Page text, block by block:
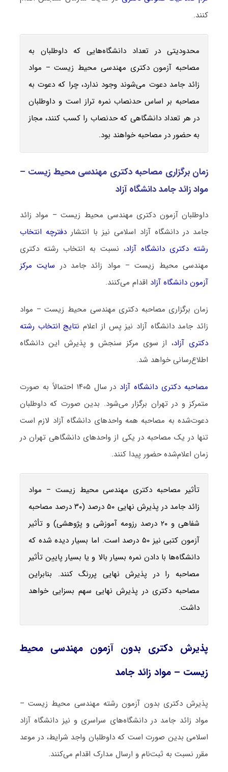
کنند.
محدودیتی در تعداد دانشگاه‌هایی که داوطلبان به
مصاحبه آزمون دکتری مهندسی محیط‌ زیست – مواد
زائد جامد دعوت می‌شوند وجود ندارد، چرا که دعوت به
مصاحبه بر اساس حدنصاب نمره تراز است و داوطلبان
در هر تعداد دانشگاهی که حدنصاب را کسب کنند، مجاز
به حضور در مصاحبه خواهند بود.
زمان برگزاری مصاحبه دکتری مهندسی محیط‌ زیست –
مواد زائد جامد دانشگاه آزاد
داوطلبان آزمون دکتری مهندسی محیط‌ زیست – مواد زائد
جامد در دانشگاه آزاد اسلامی نیز با انتشار دفترچه انتخاب
رشته دکتری دانشگاه آزاد، نسبت به انتخاب رشته دکتری
مهندسی محیط‌ زیست – مواد زائد جامد در سایت مرکز
آزمون دانشگاه آزاد اقدام می‌کنند.
زمان برگزاری مصاحبه دکتری مهندسی محیط‌ زیست – مواد
زائد جامد دانشگاه آزاد نیز پس از اعلام نتایج انتخاب رشته
دکتری آزاد، از سوی مرکز سنجش و پذیرش این دانشگاه
اطلاع‌رسانی خواهد شد.
مصاحبه دکتری دانشگاه آزاد
در سال ۱۴۰۵ احتمالاً به صورت
متمرکز و در تهران برگزار می‌شود. بدین صورت که داوطلبان
دعوت‌شده به مصاحبه همه واحدهای دانشگاه آزاد لازم است
تنها در یک مصاحبه در یکی از واحدهای دانشگاهی تهران در
زمان اعلام‌شده حضور پیدا کنند.
تأثیر مصاحبه دکتری مهندسی محیط‌ زیست – مواد
زائد جامد در پذیرش نهایی ۵۰ درصد (۳۰ درصد مصاحبه
شفاهی و ۲۰ درصد رزومه آموزشی و پژوهشی) و تأثیر
آزمون کتبی نیز ۵۰ درصد است. اما بسیار دیده شده که
دانشگاه‌ها با دادن نمره بسیار بالا و یا بسیار پایین تأثیر
مصاحبه را در پذیرش نهایی پررنگ کنند. بنابراین
مصاحبه دکتری در پذیرش نهایی سهم بسزایی خواهد
داشت.
پذیرش دکتری بدون آزمون مهندسی محیط‌
زیست – مواد زائد جامد
پذیرش دکتری بدون آزمون رشته مهندسی محیط‌ زیست –
مواد زائد جامد در دانشگاه‌های سراسری و نیز دانشگاه آزاد
اسلامی بدین صورت است که داوطلبان واجد شرایط، در موعد
مقرر نسبت به ثبت‌نام و ارسال مدارک اقدام می‌کنند.